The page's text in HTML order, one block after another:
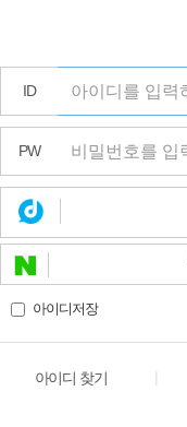
ID
PW
아이디저장
아이디 찾기 |